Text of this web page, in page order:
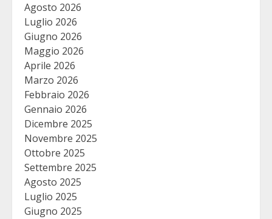
Agosto 2026
Luglio 2026
Giugno 2026
Maggio 2026
Aprile 2026
Marzo 2026
Febbraio 2026
Gennaio 2026
Dicembre 2025
Novembre 2025
Ottobre 2025
Settembre 2025
Agosto 2025
Luglio 2025
Giugno 2025